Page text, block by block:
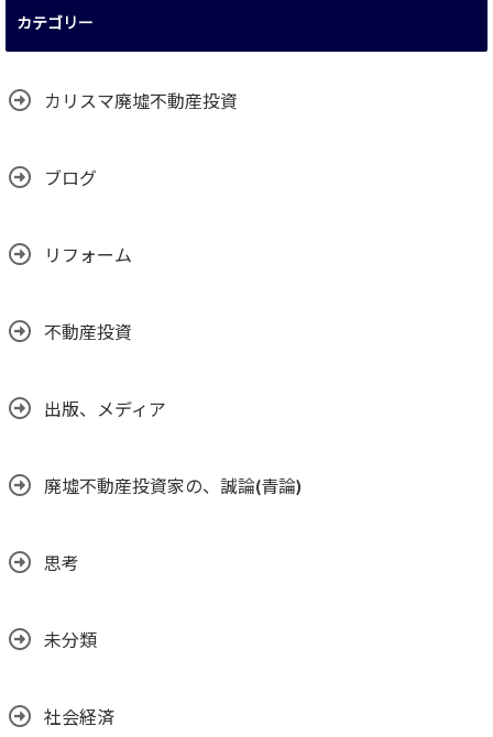
カテゴリー
カリスマ廃墟不動産投資
ブログ
リフォーム
不動産投資
出版、メディア
廃墟不動産投資家の、誠論(青論)
思考
未分類
社会経済